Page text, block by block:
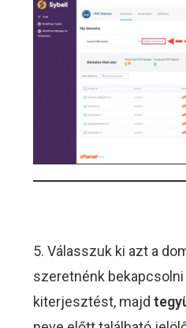
5. Válasszuk ki azt a
szeretnénk bekapcsolni
kiterjesztést, majd